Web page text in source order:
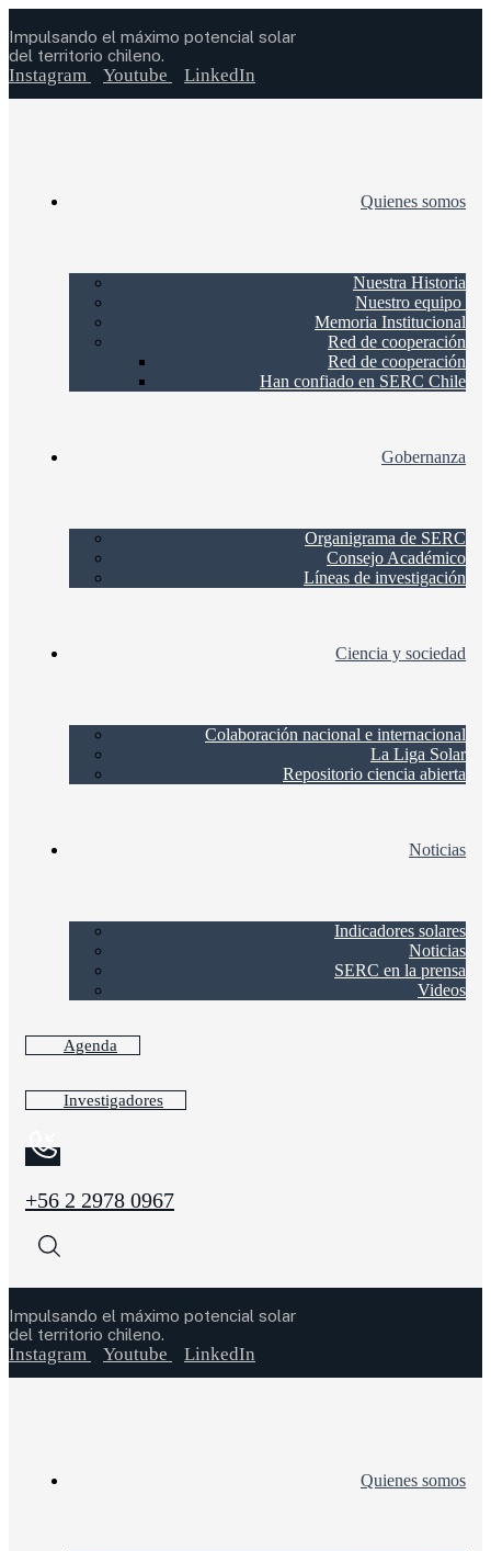
Impulsando el máximo potencial solar
del territorio chileno.
Instagram Youtube LinkedIn
Quienes somos
Nuestra Historia
Nuestro equipo
Memoria Institucional
Red de cooperación
Red de cooperación
Han confiado en SERC Chile
Gobernanza
Organigrama de SERC
Consejo Académico
Líneas de investigación
Ciencia y sociedad
Colaboración nacional e internacional
La Liga Solar
Repositorio ciencia abierta
Noticias
Indicadores solares
Noticias
SERC en la prensa
Videos
Agenda
Investigadores
+56 2 2978 0967
Impulsando el máximo potencial solar
del territorio chileno.
Instagram Youtube LinkedIn
Quienes somos